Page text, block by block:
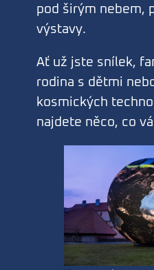
pod širým nebem,
výstavy.
Ať už jste snílek,
rodina s dětmi
kosmických
najdete něco, co